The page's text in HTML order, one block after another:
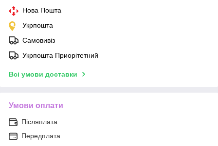
Нова Пошта
Укрпошта
Самовивіз
Укрпошта Приорітетний
Всі умови доставки
Умови оплати
Післяплата
Передплата